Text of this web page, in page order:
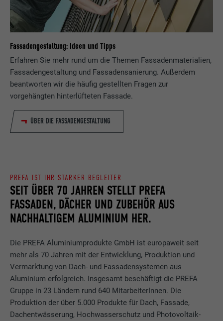
Fassadengestaltung: Ideen und Tipps
Erfahren Sie mehr rund um die Themen Fassadenmaterialien,
Fassadengestaltung und Fassadensanierung. Außerdem
beantworten wir die häufig gestellten Fragen zur
vorgehängten hinterlüfteten Fassade.
ÜBER DIE FASSADENGESTALTUNG
SEIT ÜBER 70 JAHREN STELLT PREFA
FASSADEN, DÄCHER UND ZUBEHÖR AUS
NACHHALTIGEM ALUMINIUM HER.
PREFA IST IHR STARKER BEGLEITER
Die PREFA Aluminiumprodukte GmbH ist europaweit seit
mehr als 70 Jahren mit der Entwicklung, Produktion und
Vermarktung von Dach- und Fassadensystemen aus
Aluminium erfolgreich. Insgesamt beschäftigt die PREFA
Gruppe in 23 Ländern rund 640 MitarbeiterInnen. Die
Produktion der über 5.000 Produkte für Dach, Fassade,
Dachentwässerung, Hochwasserschutz und Photovoltaik-